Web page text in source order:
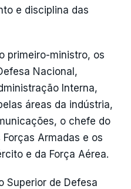
e disciplina das
primeiro-ministro, os
Nacional,
Interna,
áreas da indústria,
o chefe do
Armadas e os
e da Força Aérea.
Superior de Defesa